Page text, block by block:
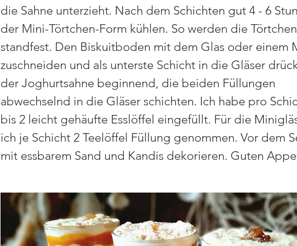
die Sahne unterzieht. Nach dem Schichten gut 4 - 6
der Mini-Törtchen-Form kühlen. So werden die Törtchen
standfest. Den Biskuitboden mit dem Glas oder einem
zuschneiden und als unterste Schicht in die Gläser
der Joghurtsahne beginnend, die beiden Füllungen
abwechselnd in die Gläser schichten. Ich habe pro
bis 2 leicht gehäufte Esslöffel eingefüllt. Für die
ich je Schicht 2 Teelöffel Füllung genommen. Vor dem
mit essbarem Sand und Kandis dekorieren. Guten